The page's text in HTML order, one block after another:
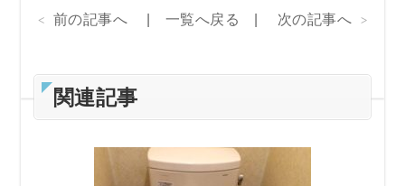
前の記事へ 一覧へ戻る 次の記事へ
関連記事